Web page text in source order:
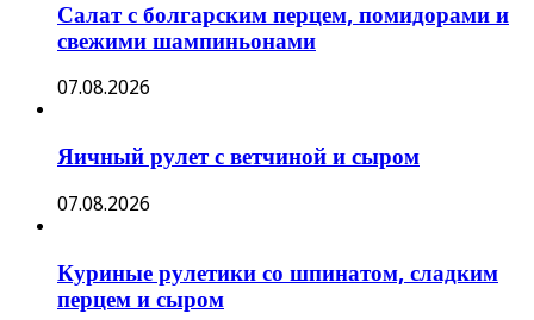
Салат с болгарским перцем, помидорами и
свежими шампиньонами
07.08.2026
Яичный рулет с ветчиной и сыром
07.08.2026
Куриные рулетики со шпинатом, сладким
перцем и сыром